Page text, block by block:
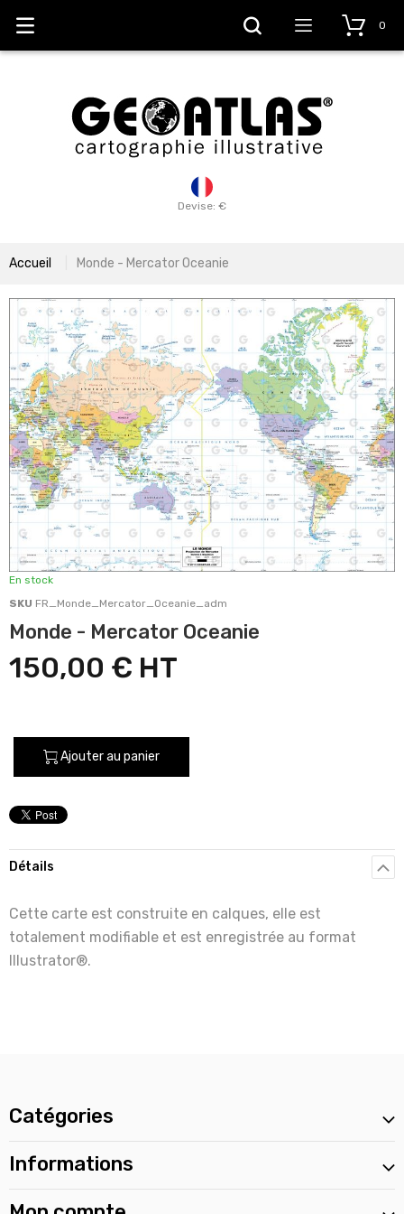
Devise: €
0
Accueil Monde - Mercator Oceanie
En stock
SKU FR_Monde_Mercator_Oceanie_adm
Monde - Mercator Oceanie
150,00 €
Ajouter au panier
Détails
Cette carte est construite en calques, elle est
totalement modifiable et est enregistrée au format
Illustrator®.
Catégories
Informations